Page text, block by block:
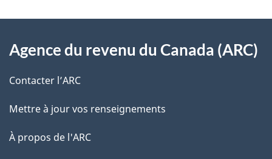
l
s
l
a
o
t
r
e
é
t
propos
de
ce
site
Agence du revenu du Canada (ARC)
Contacter l’ARC
Mettre à jour vos renseignements
À propos de l'ARC